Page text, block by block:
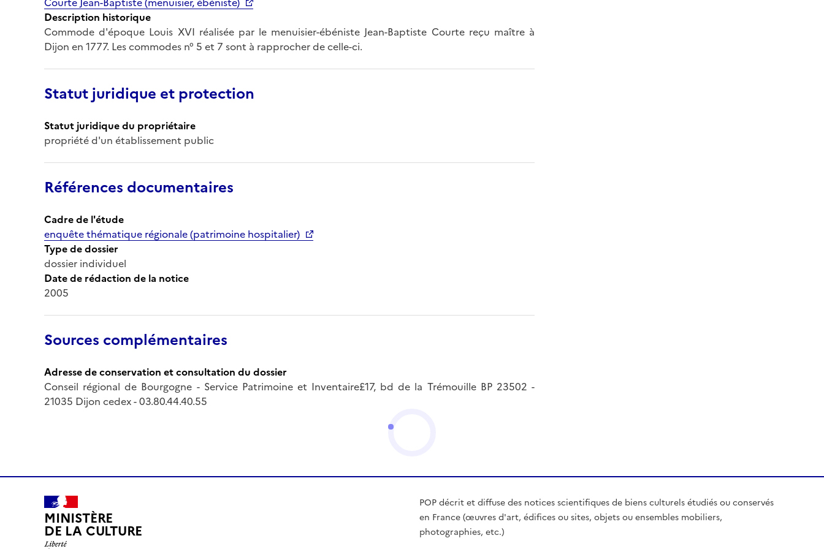
Description historique
Commode d'époque Louis XVI réalisée par le menuisier-ébéniste Jean-Baptiste Courte reçu maître à
Dijon en 1777. Les commodes n° 5 et 7 sont à rapprocher de celle-ci.
Statut juridique et protection
Statut juridique du propriétaire
propriété d'un établissement public
Références documentaires
Cadre de l'étude
enquête thématique régionale (patrimoine hospitalier)
Type de dossier
dossier individuel
Date de rédaction de la notice
2005
Sources complémentaires
Adresse de conservation et consultation du dossier
Conseil régional de Bourgogne - Service Patrimoine et Inventaire£17, bd de la Trémouille BP 23502 -
21035 Dijon cedex - 03.80.44.40.55
MINISTÈRE
DE LA CULTURE
POP décrit et diffuse des notices scientifiques de biens culturels étudiés ou conservés
en France (œuvres d'art, édifices ou sites, objets ou ensembles mobiliers,
photographies, etc.)